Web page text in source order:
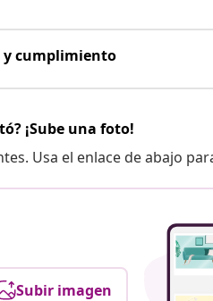
y cumplimiento
¡Sube una foto!
Usa el enlace de abajo
Subir imagen